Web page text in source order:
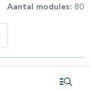
Aantal modules: 80